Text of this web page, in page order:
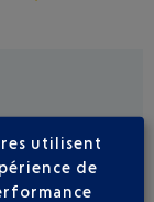
utilisent
de